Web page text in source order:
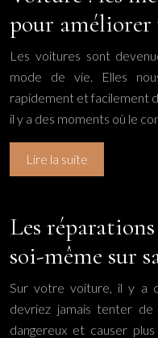
pour
Les voitures sont
mode de vie. Elles
rapidement et facilement
il y a des moments où le
Lire la suite
Les
soi-même sur
Sur votre voiture, il y a
devriez jamais tenter
dangereux et causer